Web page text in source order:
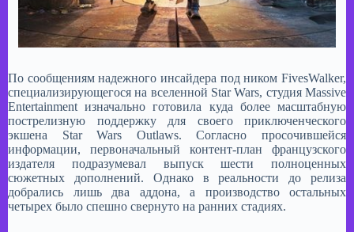
​По сообщениям надежного инсайдера под ником FivesWalker,
специализирующегося на вселенной Star Wars, студия Massive
Entertainment изначально готовила куда более масштабную
пострелизную поддержку для своего приключенческого
экшена Star Wars Outlaws. Согласно просочившейся
информации, первоначальный контент-план французского
издателя подразумевал выпуск шести полноценных
сюжетных дополнений. Однако в реальности до релиза
добрались лишь два аддона, а производство остальных
четырех было спешно свернуто на ранних стадиях. ​